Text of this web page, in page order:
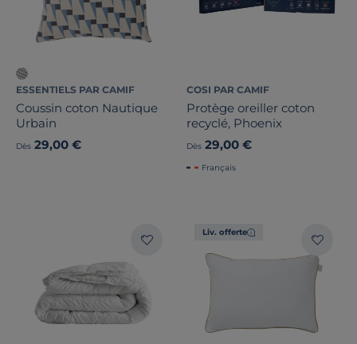
ESSENTIELS PAR CAMIF
Coussin coton Nautique
Urbain
Dès 29,00 €
COSI PAR CAMIF
Protège oreiller coton
recyclé, Phoenix
Dès 29,00 €
Français
Liv. offerte